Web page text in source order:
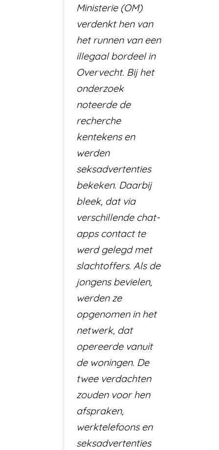
Ministerie (OM)
verdenkt hen van
het runnen van een
illegaal bordeel in
Overvecht. Bij het
onderzoek
noteerde de
recherche
kentekens en
werden
seksadvertenties
bekeken. Daarbij
bleek, dat via
verschillende chat-
apps contact te
werd gelegd met
slachtoffers. Als de
jongens bevielen,
werden ze
opgenomen in het
netwerk, dat
opereerde vanuit
de woningen. De
twee verdachten
zouden voor hen
afspraken,
werktelefoons en
seksadvertenties